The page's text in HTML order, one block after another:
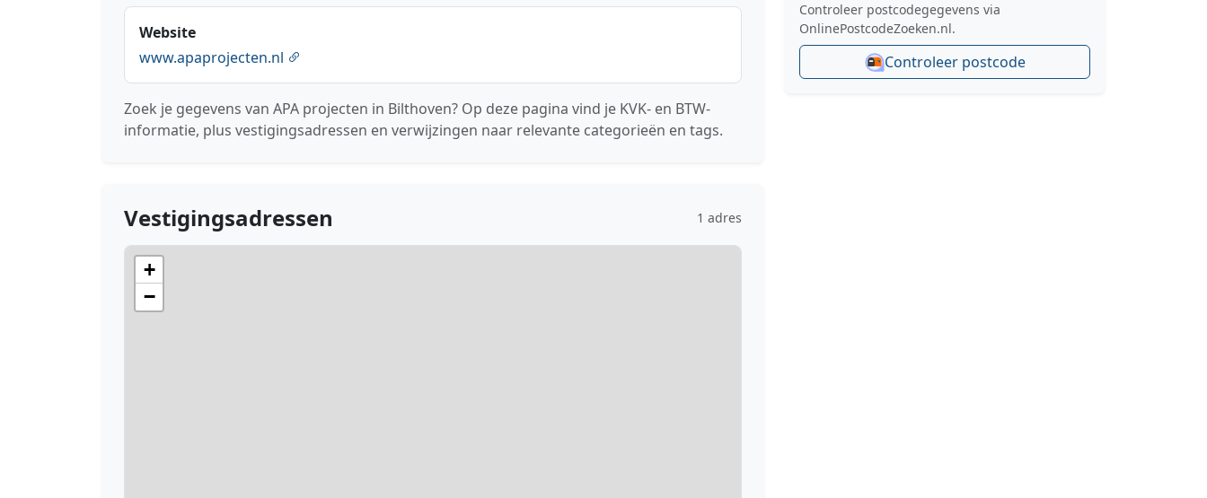
Website
www.apaprojecten.nl
Zoek je gegevens van APA projecten in Bilthoven? Op deze pagina vind je KVK- en BTW-
informatie, plus vestigingsadressen en verwijzingen naar relevante categorieën en tags.
Vestigingsadressen 1 adres
+
−
Controleer postcodegegevens via
OnlinePostcodeZoeken.nl.
Controleer postcode